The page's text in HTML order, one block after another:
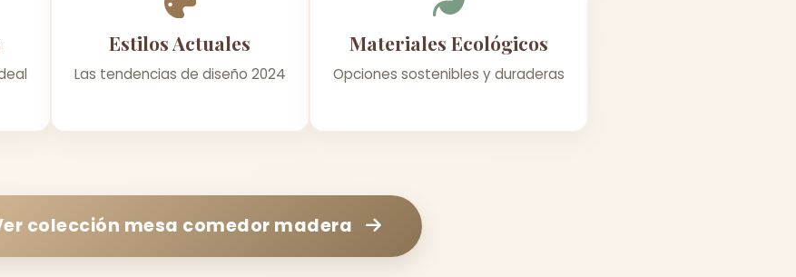
Estilos Actuales
Las tendencias de diseño 2024
Materiales Ecológicos
Opciones sostenibles y duraderas
colección mesa comedor madera